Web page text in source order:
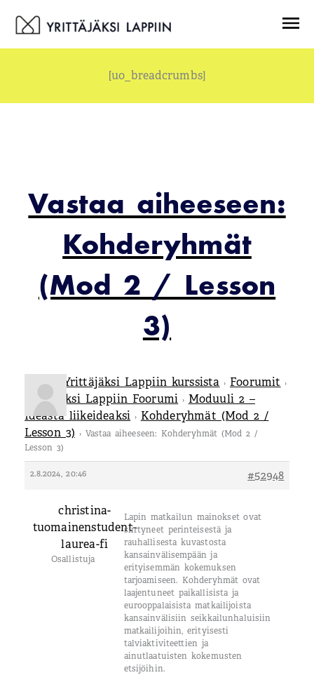
sisältöön
[uo_breadcrumbs]
Vastaa aiheeseen:
Kohderyhmät
(Mod 2 / Lesson
3)
Tietoa Yrittäjäksi Lappiin kurssista › Foorumit ›
Yrittäjäksi Lappiin Foorumi › Moduuli 2 –
Ideasta liikeideaksi › Kohderyhmät (Mod 2 /
Lesson 3) › Vastaa aiheeseen: Kohderyhmät (Mod 2 /
Lesson 3)
2.8.2024, 20:46 #52948
christina-
tuomainenstudent-
laurea-fi
Osallistuja
Lapin matkailun mainokset ovat
siirtyneet perinteisestä ja
rauhallisesta kuvastosta
kansainvälisempään ja
erityisemmän kokemuksen
tarjoamiseen. Kohderyhmät ovat
laajentuneet paikallisista ja
eurooppalaisista matkailijoista
kansainvälisiin seikkailunhaluisiin
matkailijoihin, erityisesti
talviaktiviteettien ja
ainutlaatuisten kokemusten
etsijöihin.